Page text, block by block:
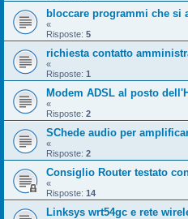
bloccare programmi che si
«
Risposte: 5
richiesta contatto
«
Risposte: 1
Modem ADSL al posto
«
Risposte: 2
SChede audio per
«
Risposte: 2
Consiglio Router testato
«
Risposte: 14
Linksys wrt54gc e rete